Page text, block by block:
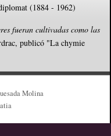
(1884 - 1962)
fueran cultivadas como las
publicó "La chymie
Molina